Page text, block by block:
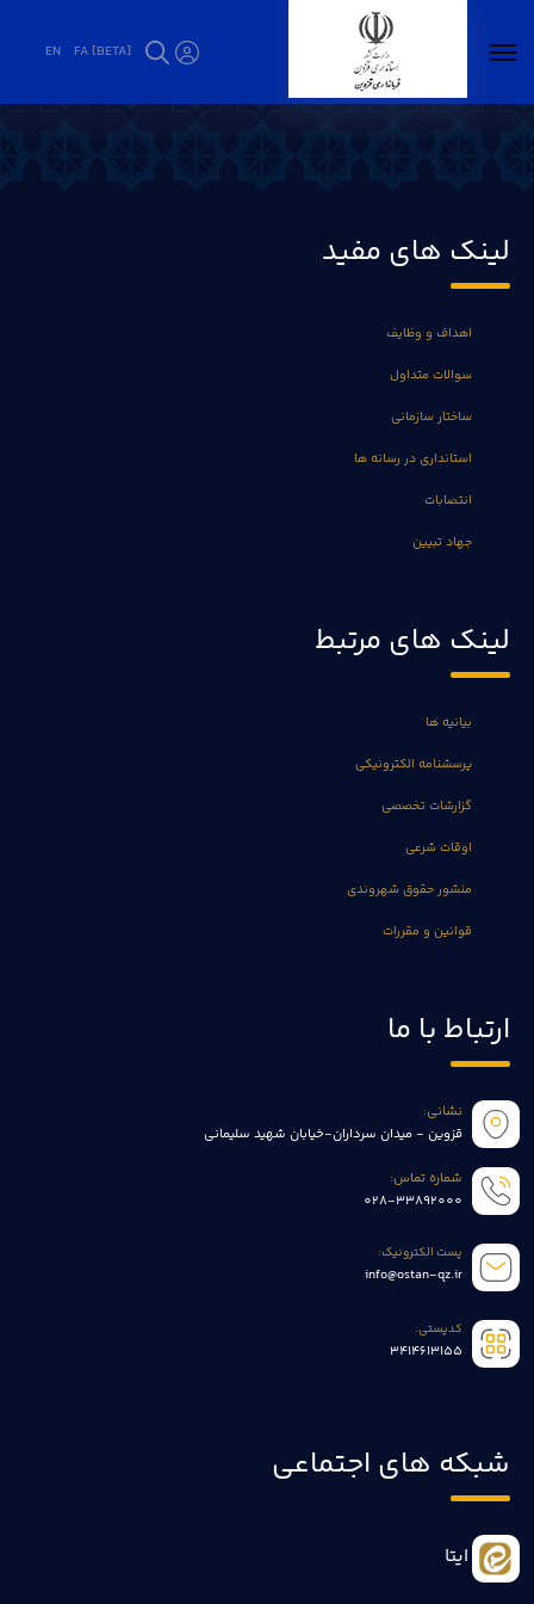
FA [BETA]
EN
لینک های مفید
اهداف و وظایف
سوالات متداول
ساختار سازمانی
استانداری در رسانه ها
انتصابات
جهاد تبیین
لینک های مرتبط
بیانیه ها
پرسشنامه الکترونیکی
گزارشات تخصصی
اوقات شرعی
منشور حقوق شهروندی
قوانین و مقررات
ارتباط با ما
نشانی:
قزوین - میدان سرداران-خیابان شهید سلیمانی
شماره تماس:
028-33892000
پست الکترونیک:
info@ostan-qz.ir
کدپستی:
3414613155
شبکه های اجتماعی
ایتا